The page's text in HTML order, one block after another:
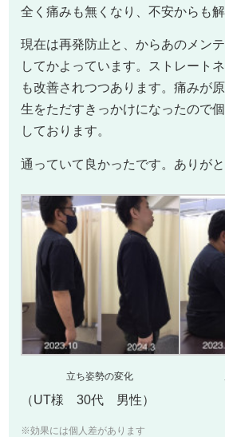
全く痛みも無くなり、不安からも解
現在は再発防止と、からあのメン
してかよっています。ストレート
も改善されつつあります。痛みが
生をただすきっかけになったので
しております。
通っていて良かったです。ありが
立ち姿勢の変化
（UT様 30代 男性）
※効果には個人差があります